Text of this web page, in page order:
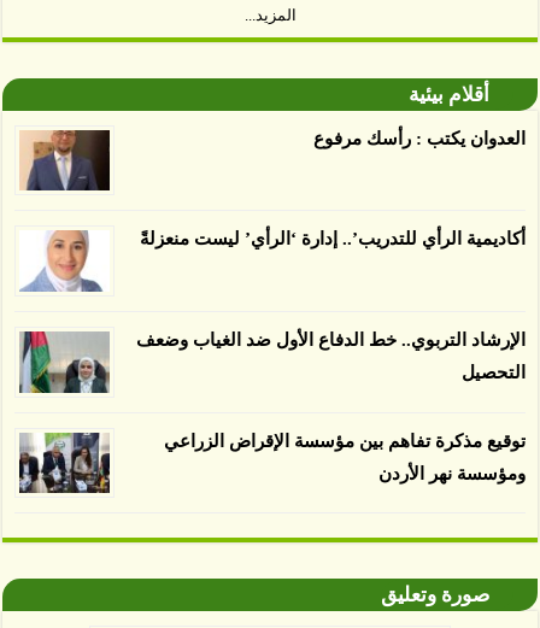
اعتمادها على أنها مستدامة تدمرت بشكل أسرع من
الأرض غير المعتمدة، وذلك حسب دراسة كشفت
الغطاء عن أي ادعاءات تقول بأن الزيت يمكن ألا
يسبب الدمار. وكشفت الدراسة فقدان المناطق
المعتمدة المستدامة التي تحمل موافقات بأنها
لباحثين من جامعة بوردو في ولاية إنديانا الأميركية.
المزيد...
أقلام بيئية
العدوان يكتب : رأسك مرفوع
أكاديمية الرأي للتدريب’.. إدارة ‘الرأي’ ليست منعزلةً
الإرشاد التربوي.. خط الدفاع الأول ضد الغياب وضعف
التحصيل
توقيع مذكرة تفاهم بين مؤسسة الإقراض الزراعي
ومؤسسة نهر الأردن
صورة وتعليق